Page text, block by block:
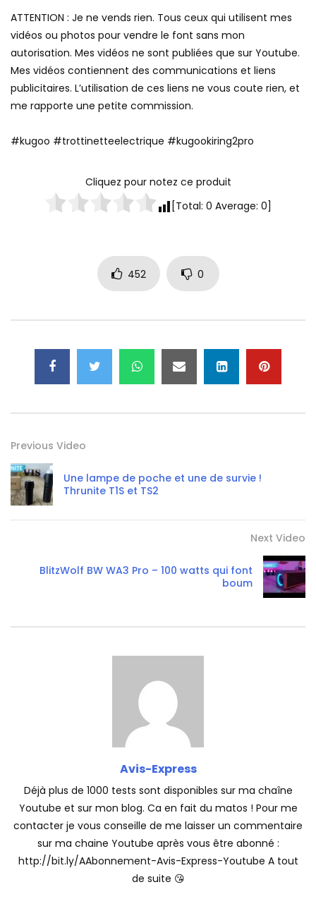
ATTENTION : Je ne vends rien. Tous ceux qui utilisent mes
vidéos ou photos pour vendre le font sans mon
autorisation. Mes vidéos ne sont publiées que sur Youtube.
Mes vidéos contiennent des communications et liens
publicitaires. L’utilisation de ces liens ne vous coute rien, et
me rapporte une petite commission.
#kugoo #trottinetteelectrique #kugookiring2pro
Cliquez pour notez ce produit
[Total: 0 Average: 0]
452 0
Previous Video
Une lampe de poche et une de survie !
Thrunite T1S et TS2
Next Video
BlitzWolf BW WA3 Pro – 100 watts qui font
boum
Avis-Express
Déjà plus de 1000 tests sont disponibles sur ma chaîne
Youtube et sur mon blog. Ca en fait du matos ! Pour me
contacter je vous conseille de me laisser un commentaire
sur ma chaine Youtube après vous être abonné :
http://bit.ly/AAbonnement-Avis-Express-Youtube A tout
de suite 😘